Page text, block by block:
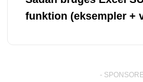
funktion (eksempler +
-